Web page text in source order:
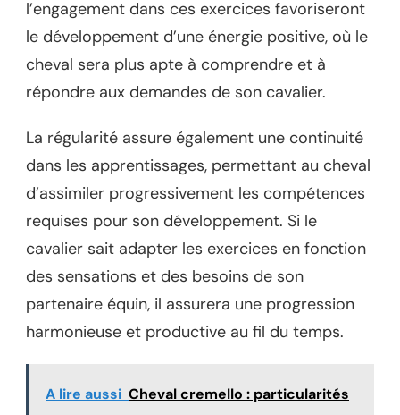
l’engagement dans ces exercices favoriseront
le développement d’une énergie positive, où le
cheval sera plus apte à comprendre et à
répondre aux demandes de son cavalier.
La régularité assure également une continuité
dans les apprentissages, permettant au cheval
d’assimiler progressivement les compétences
requises pour son développement. Si le
cavalier sait adapter les exercices en fonction
des sensations et des besoins de son
partenaire équin, il assurera une progression
harmonieuse et productive au fil du temps.
A lire aussi Cheval cremello : particularités